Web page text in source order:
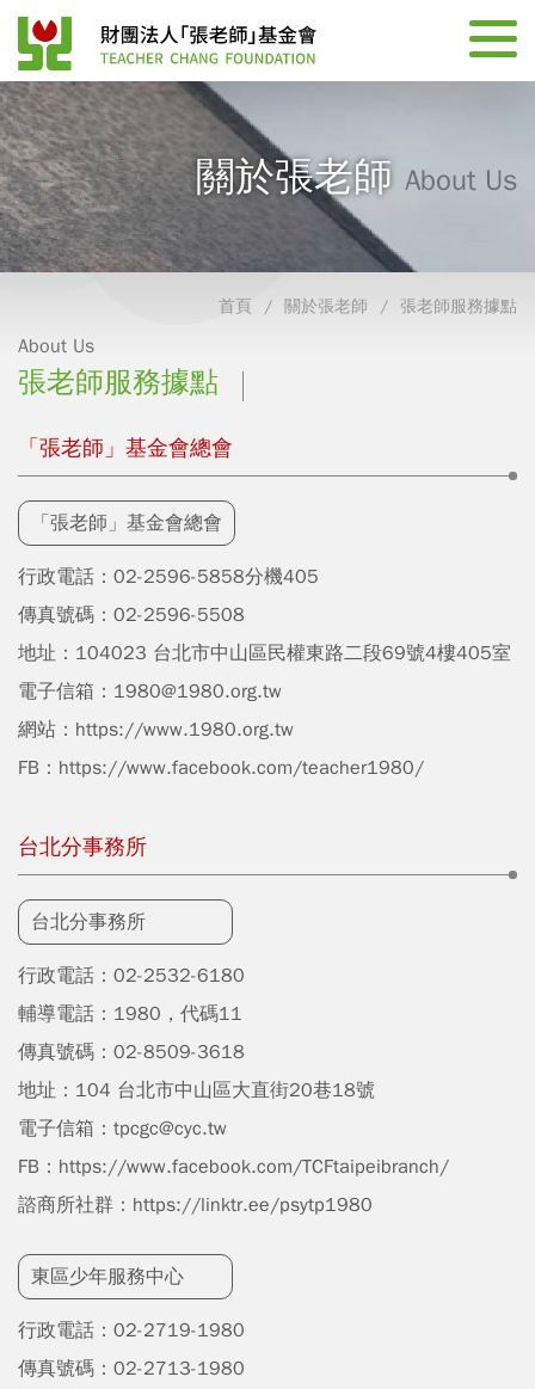
關於張老師 About Us
首頁 關於張老師 張老師服務據點
About Us
張老師服務據點
「張老師」基金會總會
「張老師」基金會總會
行政電話： 02-2596-5858分機405
傳真號碼：02-2596-5508
地址： 104023 台北市中山區民權東路二段69號4樓405室
電子信箱： 1980@1980.org.tw
網站： https://www.1980.org.tw
FB： https://www.facebook.com/teacher1980/
台北分事務所
台北分事務所
行政電話： 02-2532-6180
輔導電話：1980，代碼11
傳真號碼：02-8509-3618
地址： 104 台北市中山區大直街20巷18號
電子信箱： tpcgc@cyc.tw
FB： https://www.facebook.com/TCFtaipeibranch/
諮商所社群： https://linktr.ee/psytp1980
東區少年服務中心
行政電話： 02-2719-1980
傳真號碼：02-2713-1980